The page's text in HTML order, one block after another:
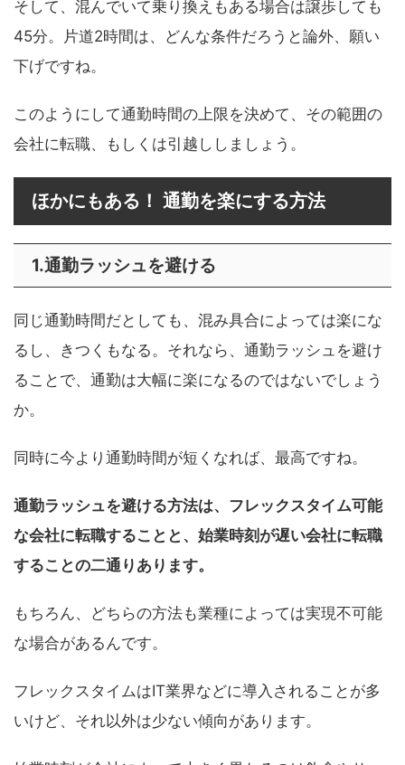
そして、混んでいて乗り換えもある場合は譲歩しても
45分。片道2時間は、どんな条件だろうと論外、願い
下げですね。
このようにして通勤時間の上限を決めて、その範囲の
会社に転職、もしくは引越ししましょう。
ほかにもある！ 通勤を楽にする方法
1.通勤ラッシュを避ける
同じ通勤時間だとしても、混み具合によっては楽にな
るし、きつくもなる。それなら、通勤ラッシュを避け
ることで、通勤は大幅に楽になるのではないでしょう
か。
同時に今より通勤時間が短くなれば、最高ですね。
通勤ラッシュを避ける方法は、フレックスタイム可能
な会社に転職することと、始業時刻が遅い会社に転職
することの二通りあります。
もちろん、どちらの方法も業種によっては実現不可能
な場合があるんです。
フレックスタイムはIT業界などに導入されることが多
いけど、それ以外は少ない傾向があります。